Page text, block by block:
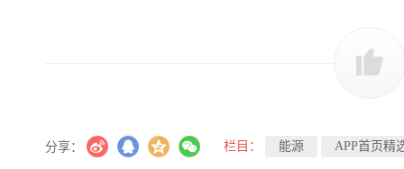
分享： 栏目： 能源 APP首页精